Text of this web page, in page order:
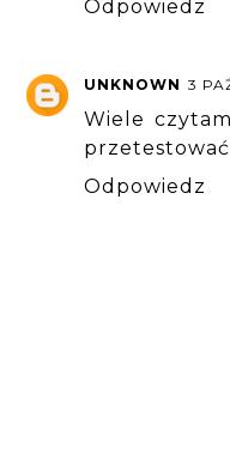
Odpowiedz
UNKNOWN 3
Wiele
Odpowiedz